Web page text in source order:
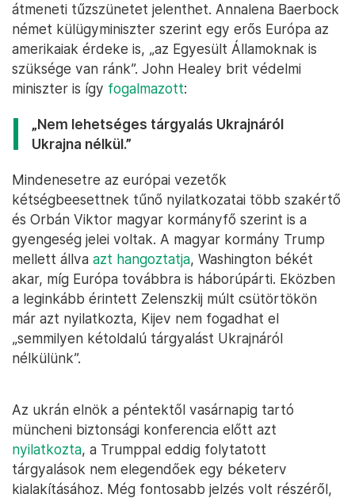
átmeneti tűzszünetet jelenthet. Annalena Baerbock
német külügyminiszter szerint egy erős Európa az
amerikaiak érdeke is, „az Egyesült Államoknak is
szüksége van ránk”. John Healey brit védelmi
miniszter is így fogalmazott:
„Nem lehetséges tárgyalás Ukrajnáról
Ukrajna nélkül.”
Mindenesetre az európai vezetők
kétségbeesettnek tűnő nyilatkozatai több szakértő
és Orbán Viktor magyar kormányfő szerint is a
gyengeség jelei voltak. A magyar kormány Trump
mellett állva azt hangoztatja, Washington békét
akar, míg Európa továbbra is háborúpárti. Eközben
a leginkább érintett Zelenszkij múlt csütörtökön
már azt nyilatkozta, Kijev nem fogadhat el
„semmilyen kétoldalú tárgyalást Ukrajnáról
nélkülünk”.
Az ukrán elnök a péntektől vasárnapig tartó
müncheni biztonsági konferencia előtt azt
nyilatkozta, a Trumppal eddig folytatott
tárgyalások nem elegendőek egy béketerv
kialakításához. Még fontosabb jelzés volt részéről,